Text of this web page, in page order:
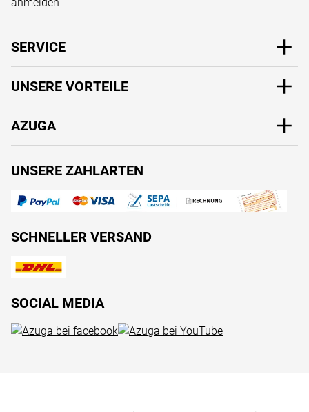
SERVICE
UNSERE VORTEILE
AZUGA
UNSERE ZAHLARTEN
SCHNELLER VERSAND
SOCIAL MEDIA